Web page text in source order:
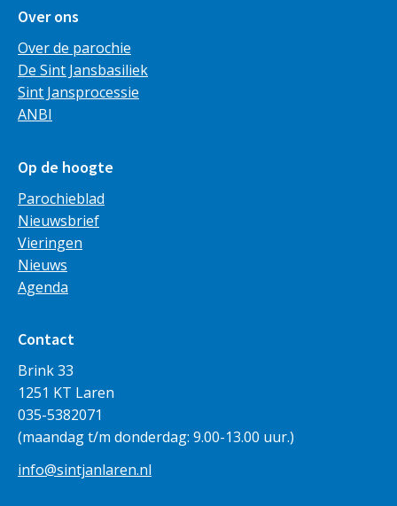
Over ons
Over de parochie
De Sint Jansbasiliek
Sint Jansprocessie
ANBI
Op de hoogte
Parochieblad
Nieuwsbrief
Vieringen
Nieuws
Agenda
Contact
Brink 33
1251 KT Laren
035-5382071
(maandag t/m donderdag: 9.00-13.00 uur.)
info@sintjanlaren.nl